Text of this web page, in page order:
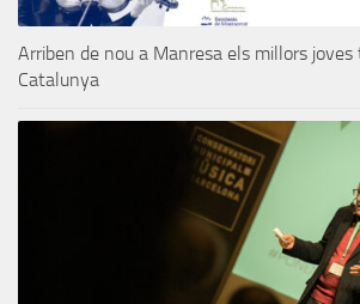
Arriben de nou a Manresa els millors
Catalunya